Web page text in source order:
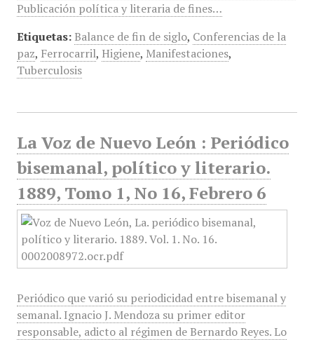
Publicación política y literaria de fines…
Etiquetas: Balance de fin de siglo, Conferencias de la
paz, Ferrocarril, Higiene, Manifestaciones,
Tuberculosis
La Voz de Nuevo León : Periódico
bisemanal, político y literario.
1889, Tomo 1, No 16, Febrero 6
Periódico que varió su periodicidad entre bisemanal y
semanal. Ignacio J. Mendoza su primer editor
responsable, adicto al régimen de Bernardo Reyes. Lo